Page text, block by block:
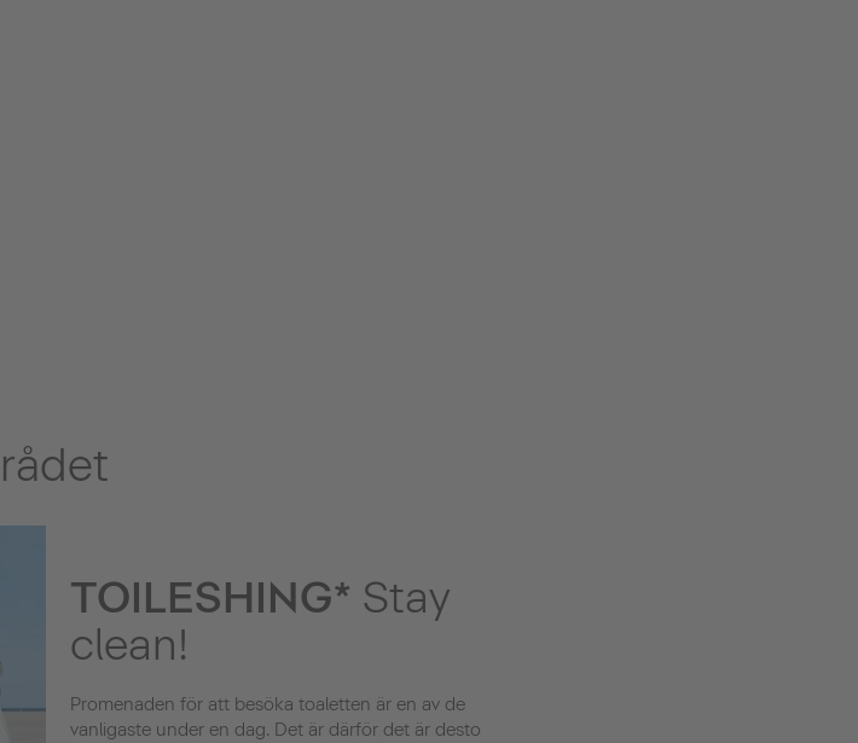
TOILESHING* Stay
clean!
Promenaden för att besöka toaletten är en av de
vanligaste under en dag. Det är därför det är desto